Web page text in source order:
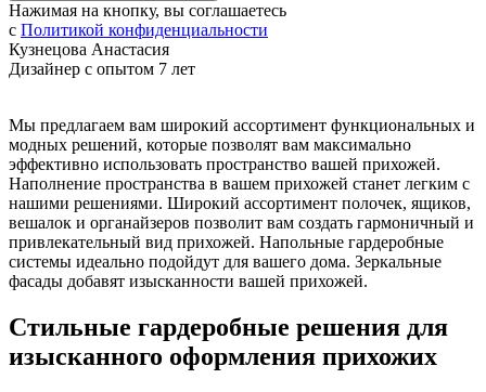
Нажимая на кнопку, вы соглашаетесь
с Политикой конфиденциальности
Кузнецова Анастасия
Дизайнер с опытом 7 лет
Мы предлагаем вам широкий ассортимент функциональных и
модных решений, которые позволят вам максимально
эффективно использовать пространство вашей прихожей.
Наполнение пространства в вашем прихожей станет легким с
нашими решениями. Широкий ассортимент полочек, ящиков,
вешалок и органайзеров позволит вам создать гармоничный и
привлекательный вид прихожей. Напольные гардеробные
системы идеально подойдут для вашего дома. Зеркальные
фасады добавят изысканности вашей прихожей.
Стильные гардеробные решения для
изысканного оформления прихожих